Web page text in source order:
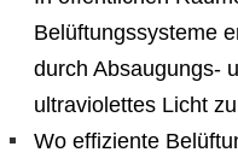
Belüftungssysteme
durch Absaugungs-
ultraviolettes Licht
Wo effiziente